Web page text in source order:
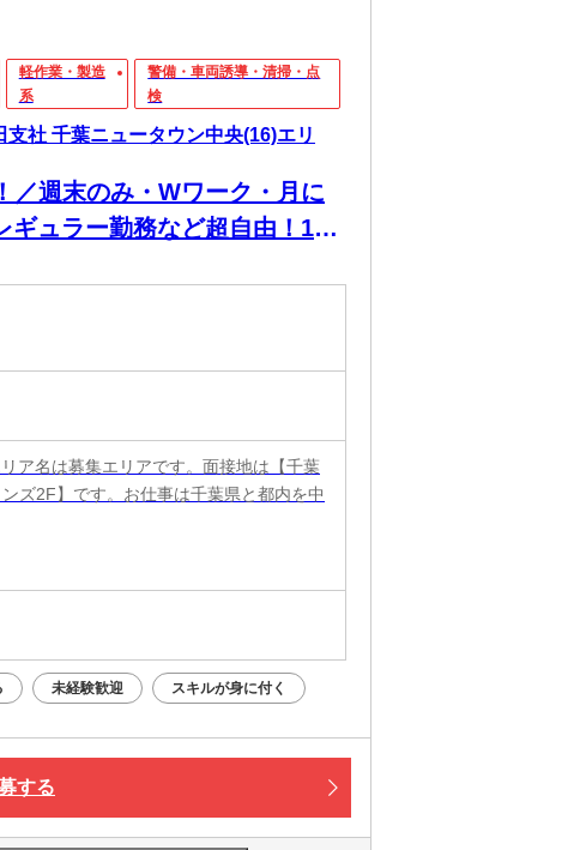
軽作業・製造
系
警備・車両誘導・清掃・点
検
社 千葉ニュータウン中央(16)エリ
／週末のみ・Wワーク・月に
ギュラー勤務など超自由！1週
ア名は募集エリアです。面接地は【千葉
ズ2F】です。お仕事は千葉県と都内を中
未経験歓迎 スキルが身に付く
する